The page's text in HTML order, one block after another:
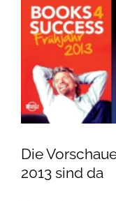
Die
2013 sind da